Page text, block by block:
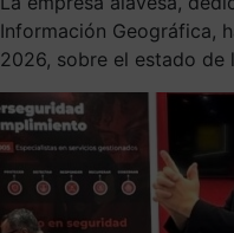
Información Geográfica,
2026, sobre el estado de